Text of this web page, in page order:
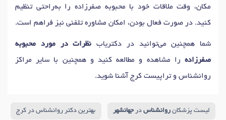
مکان، وقت ملاقات خود با محبوبه صفرزاده را به‌راحتی تنظیم
کنید. در صورت فعال بودن، امکان مشاوره تلفنی نیز فراهم است.
شما همچنین می‌توانید در دکتریاب نظرات در مورد محبوبه
صفرزاده را مشاهده و مطالعه کنید و همچنین با سایر مراکز
روانشناس و تراپیست کرج آشنا شوید.
لیست پزشکانروانشناس درجهانشهر بهترین دکتر روانشناس در کرج